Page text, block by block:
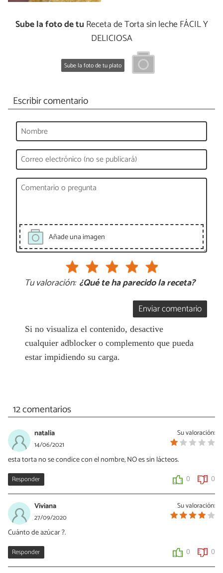
Sube la foto de tu Receta de Torta sin leche FÁCIL Y
DELICIOSA
Sube la foto de tu plato
Escribir comentario
Añade una imagen
Tu valoración: ¿Qué te ha parecido la receta?
Enviar comentario
Si no visualiza el contenido, desactive
cualquier adblocker o complemento que pueda
estar impidiendo su carga.
12 comentarios
Su valoración:
natalia
14/06/2021
esta torta no se condice con el nombre, NO es sin lácteos.
Responder 0 0
Su valoración:
Viviana
27/09/2020
Cuánto de azúcar ?.
Responder 0 0